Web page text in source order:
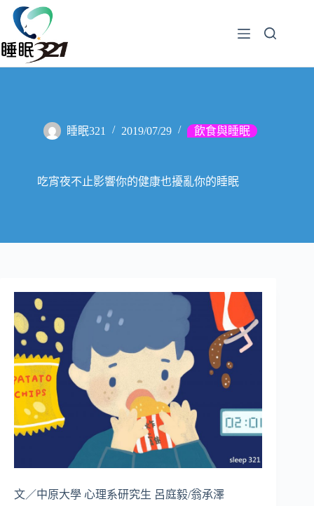
睡眠321 2019/07/29 飲食與睡眠
吃宵夜不止影響你的健康也擾亂你的睡眠
文／中原大學 心理系研究生 呂庭毅/翁承澤